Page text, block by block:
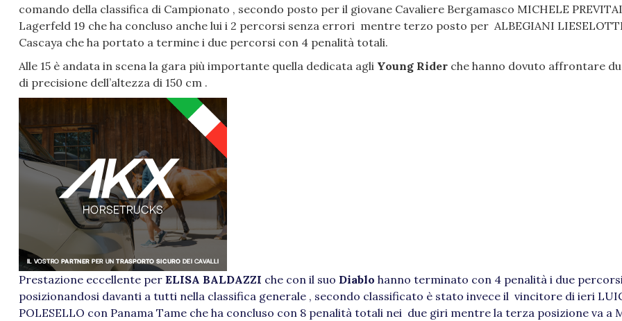
comando della classifica di Campionato , secondo posto per il giovane Cavaliere Bergamasco MICHELE
Lagerfeld 19 che ha concluso anche lui i 2 percorsi senza errori mentre terzo posto per ALBEGIANI
Cascaya che ha portato a termine i due percorsi con 4 penalità totali.
Alle 15 è andata in scena la gara più importante quella dedicata agli Young Rider che hanno dovuto affrontare
di precisione dell’altezza di 150 cm .
Prestazione eccellente per ELISA BALDAZZI che con il suo Diablo hanno terminato con 4 penalità i due
posizionandosi davanti a tutti nella classifica generale , secondo classificato è stato invece il vincitore di ieri
POLESELLO con Panama Tame che ha concluso con 8 penalità totali nei due giri mentre la terza posizione va a